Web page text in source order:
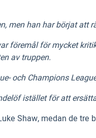
men han har börjat att
föremål för mycket
av truppen.
och Champions
istället för att
Shaw, medan de tre